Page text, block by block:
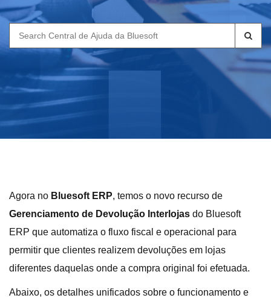
Search
for:
Agora no Bluesoft ERP, temos o novo recurso de
Gerenciamento de Devolução Interlojas do Bluesoft
ERP que automatiza o fluxo fiscal e operacional para
permitir que clientes realizem devoluções em lojas
diferentes daquelas onde a compra original foi efetuada.
Abaixo, os detalhes unificados sobre o funcionamento e